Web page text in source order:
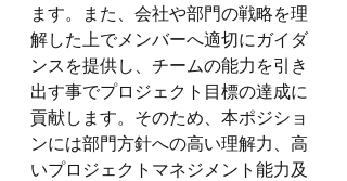
ます。また、会社や部門の戦略を理
解した上でメンバーへ適切にガイダ
ンスを提供し、チームの能力を引き
出す事でプロジェクト目標の達成に
貢献します。そのため、本ポジショ
ンには部門方針への高い理解力、高
いプロジェクトマネジメント能力及